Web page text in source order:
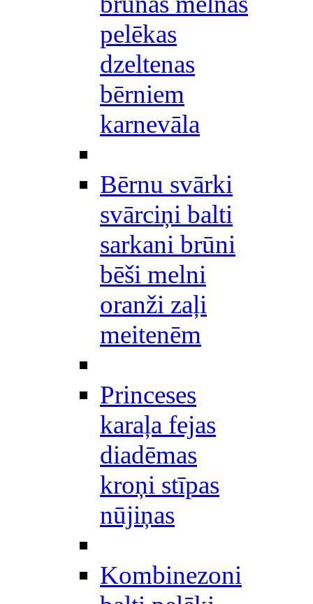
pelēkas
dzeltenas
bērniem
karnevāla
Bērnu svārki
svārciņi balti
sarkani brūni
bēši melni
oranži zaļi
meitenēm
Princeses
karaļa fejas
diadēmas
kroņi stīpas
nūjiņas
Kombinezoni